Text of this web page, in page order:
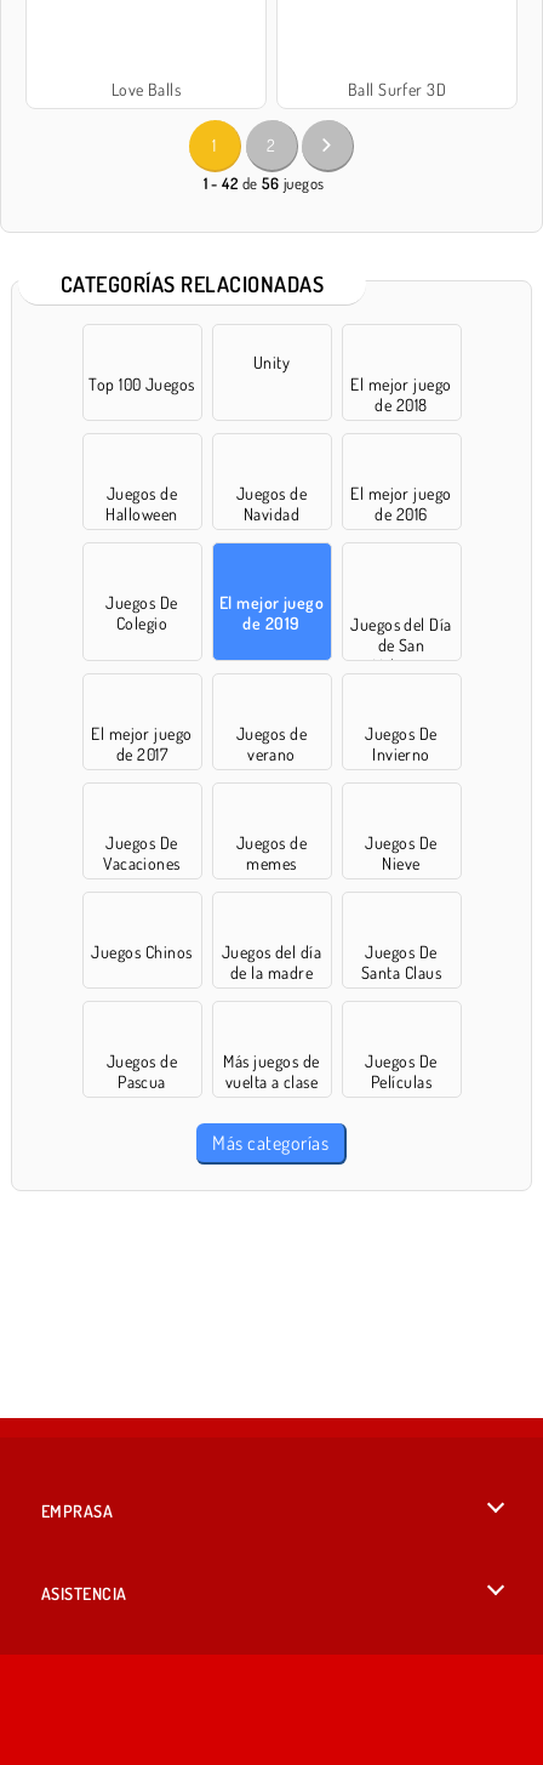
Love Balls Ball Surfer 3D
1 2
1 - 42 de56 juegos
CATEGORÍAS RELACIONADAS
Top 100 Juegos
Unity
El mejor juego
de 2018
Juegos de
Halloween
Juegos de
Navidad
El mejor juego
de 2016
Juegos De
Colegio
El mejor juego
de 2019
Juegos del Día
de San
Valentín
El mejor juego
de 2017
Juegos de
verano
Juegos De
Invierno
Juegos De
Vacaciones
Juegos de
memes
Juegos De
Nieve
Juegos Chinos
Juegos del día
de la madre
Juegos De
Santa Claus
Juegos de
Pascua
Más juegos de
vuelta a clase
Juegos De
Películas
Más categorías
EMPRASA
ASISTENCIA
Ayuda